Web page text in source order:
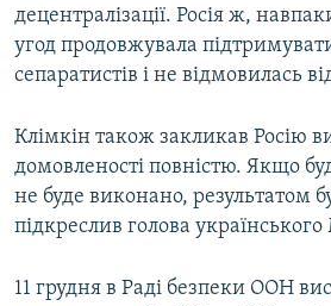
децентралізації. Росія ж,
угод продовжувала
сепаратистів і не відмовилась
Клімкін також закликав Росію
домовленості повністю. Якщо
не буде виконано, результатом
підкреслив голова
11 грудня в Раді безпеки ООН